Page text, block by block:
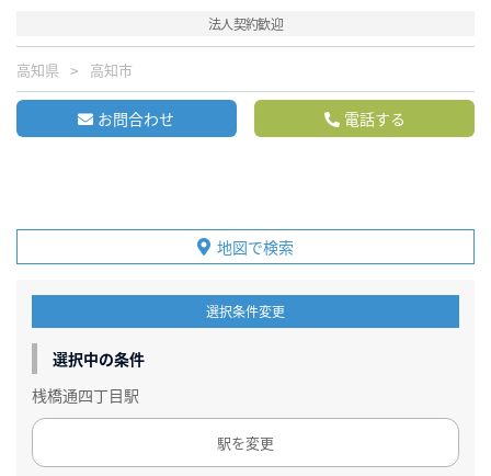
法人契約歓迎
高知県 高知市
お問合わせ 電話する
地図で検索
選択条件変更
選択中の条件
桟橋通四丁目駅
駅を変更